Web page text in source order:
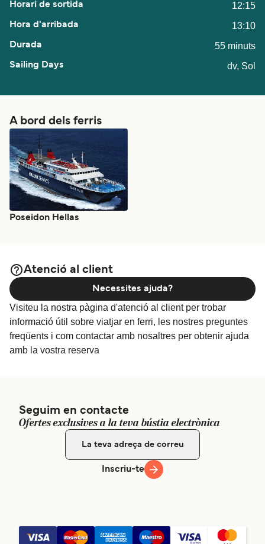
12:15
13:10
55 minuts
dv, Sol
A bord dels ferris
Poseidon Hellas
Atenció al client
Visiteu la nostra pàgina d'atenció al client per trobar
informació útil sobre viatjar en ferri, les nostres preguntes
freqüents i com contactar amb nosaltres per obtenir ajuda
amb la vostra reserva
Necessites ajuda?
Seguim en contacte
Ofertes exclusives a la teva bústia electrònica
Inscriu-te